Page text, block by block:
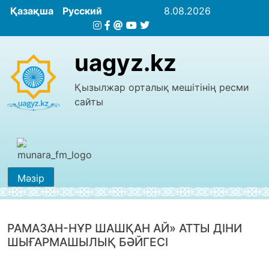
Қазақша Русский 8.08.2026
uagyz.kz
Қызылжар орталық мешітінің ресми
сайты
Мәзір
РАМАЗАН-НҰР ШАШҚАН АЙ» АТТЫ ДІНИ
ШЫҒАРМАШЫЛЫҚ БӘЙГЕСІ